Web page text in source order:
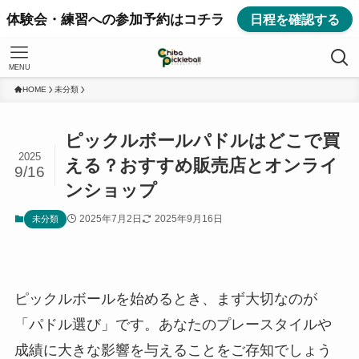
体験会・練習への参加予約はコチラ 日程を確認する
MENU
HOME 未分類
ピックルボールパドルはどこで買
える？おすすめ販売店とオンライ
ンショップ
2025
9/16
未分類 2025年7月2日 2025年9月16日
ピックルボールを始めるとき、まず大切なのが
「パドル選び」です。あなたのプレースタイルや
成績に大きな影響を与えることをご存知でしょう